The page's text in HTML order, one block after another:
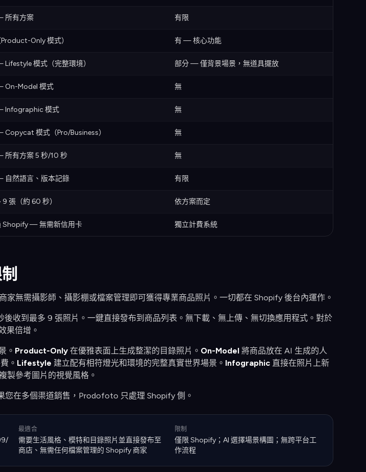
所有方案 有限
Only 模式） 有 — 核心功能
Lifestyle 模式（完整環境） 部分 — 僅背景場景，無道具擺放
On-Model 模式 無
Infographic 模式 無
Copycat 模式（Pro/Business） 無
所有方案 5 秒/10 秒 無
自然語言、版本記錄 有限
9 張（約 60 秒） 依方案而定
Shopify — 無需新信用卡 獨立計費系統
無需攝影師、攝影棚或檔案管理即可獲得專業商品照片。一切都在 Shopify 後台內運作。
收到最多 9 張照片。一鍵直接發布到商品列表。無下載、無上傳、無切換應用程式。對於
果倍增。
。 Product-Only 在優雅表面上生成整潔的目錄照片。 On-Model 將商品放在 AI 生成的人
。 Lifestyle 建立配有相符燈光和環境的完整真實世界場景。 Infographic 直接在照片上新
製參考圖片的視覺風格。
在多個渠道銷售，Prodofoto 只處理 Shopify 側。
最適合
需要生活風格、模特和目錄照片並直接發布至
商店、無需任何檔案管理的 Shopify 商家
限制
僅限 Shopify；AI 選擇場景構圖；無跨平台工
作流程